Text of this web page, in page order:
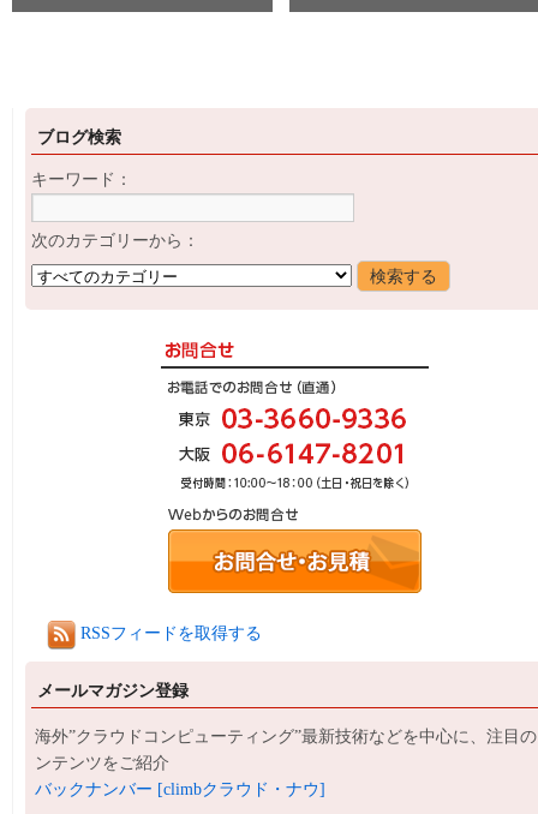
ブログ検索
キーワード：
次のカテゴリーから：
RSSフィードを取得する
メールマガジン登録
海外”クラウドコンピューティング”最新技術などを中心に、注目
ンテンツをご紹介
バックナンバー [climbクラウド・ナウ]